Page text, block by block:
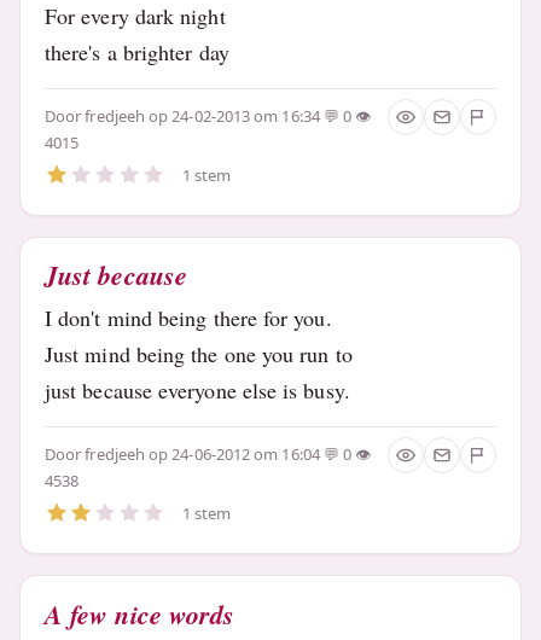
For every dark night
there's a brighter day
Doorfredjeeh op 24-02-2013 om 16:34
0
4015
1 stem
Just because
I don't mind being there for you.
Just mind being the one you run to
just because everyone else is busy.
Doorfredjeeh op 24-06-2012 om 16:04
0
4538
1 stem
A few nice words